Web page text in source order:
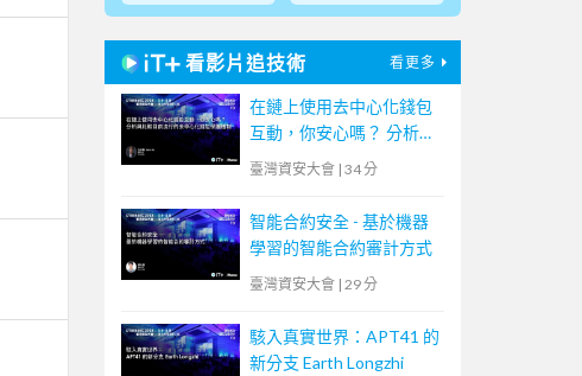
看影片追技術 看更多
在鏈上使用去中心化錢包
互動，你安心嗎？ 分析與
比較目前流行的去中心化
臺灣資安大會 | 34 分
智能合約安全 - 基於機器
學習的智能合約審計方式
臺灣資安大會 | 29 分
駭入真實世界：APT41 的
新分支 Earth Longzhi